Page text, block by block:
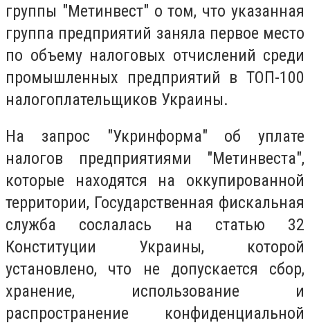
группы "Метинвест" о том, что указанная
группа предприятий заняла первое место
по объему налоговых отчислений среди
промышленных предприятий в ТОП-100
налогоплательщиков Украины.
На запрос "Укринформа" об уплате
налогов предприятиями "Метинвеста",
которые находятся на оккупированной
территории, Государственная фискальная
служба сослалась на статью 32
Конституции Украины, которой
установлено, что не допускается сбор,
хранение, использование и
распространение конфиденциальной